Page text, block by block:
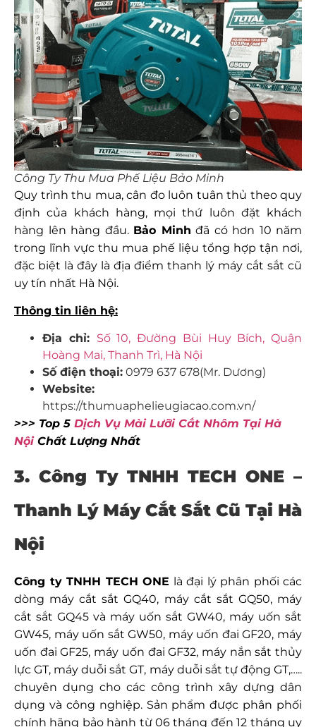
Công Ty Thu Mua Phế Liệu Bảo Minh
Quy trình thu mua, cân đo luôn tuân thủ theo quy
định của khách hàng, mọi thứ luôn đặt khách
hàng lên hàng đầu. Bảo Minh đã có hơn 10 năm
trong lĩnh vực thu mua phế liệu tổng hợp tận nơi,
đặc biệt là đây là địa điểm thanh lý máy cắt sắt cũ
uy tín nhất Hà Nội.
Thông tin liên hệ:
Địa chỉ: Số 10, Đường Bùi Huy Bích, Quận
Hoàng Mai, Thanh Trì, Hà Nội
Số điện thoại: 0979 637 678(Mr. Dương)
Website:
https://thumuaphelieugiacao.com.vn/
>>> Top 5 Dịch Vụ Mài Lưỡi Cắt Nhôm Tại Hà
NộiChất Lượng Nhất
3. Công Ty TNHH TECH ONE –
Thanh Lý Máy Cắt Sắt Cũ Tại Hà
Nội
Công ty TNHH TECH ONE là đại lý phân phối các
dòng máy cắt sắt GQ40, máy cắt sắt GQ50, máy
cắt sắt GQ45 và máy uốn sắt GW40, máy uốn sắt
GW45, máy uốn sắt GW50, máy uốn đai GF20, máy
uốn đai GF25, máy uốn đai GF32, máy nắn sắt thủy
lực GT, máy duỗi sắt GT, máy duỗi sắt tự động GT,…..
chuyên dụng cho các công trình xây dựng dân
dụng và công nghiệp. Sản phẩm được phân phối
chính hãng bảo hành từ 06 tháng đến 12 tháng uy